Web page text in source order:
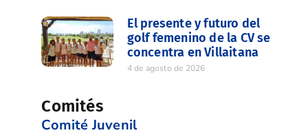
El presente y futuro del
golf femenino de la CV se
concentra en Villaitana
4 de agosto de 2026
Comités
Comité Juvenil